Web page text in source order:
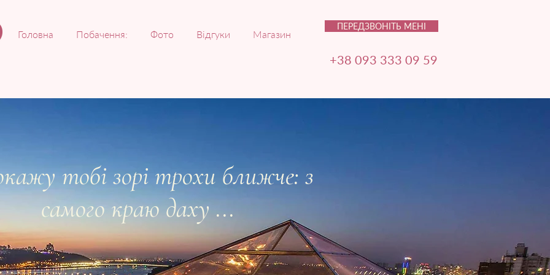
Головна Побачення: Фото Відгуки Магазин
ПЕРЕДЗВОНІТЬ МЕНІ
+38 093 333 09 59
тобі зорі трохи ближче: з
самого краю даху ...